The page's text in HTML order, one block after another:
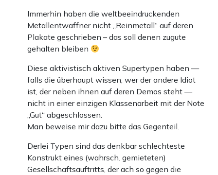
Immerhin haben die weltbeeindruckenden
Metallentwaffner nicht „Reinmetall“ auf deren
Plakate geschrieben – das soll denen zugute
gehalten bleiben
Diese aktivistisch aktiven Supertypen haben —
falls die überhaupt wissen, wer der andere Idiot
ist, der neben ihnen auf deren Demos steht —
nicht in einer einzigen Klassenarbeit mit der Note
„Gut“ abgeschlossen.
Man beweise mir dazu bitte das Gegenteil.
Derlei Typen sind das denkbar schlechteste
Konstrukt eines (wahrsch. gemieteten)
Gesellschaftsauftritts, der ach so gegen die